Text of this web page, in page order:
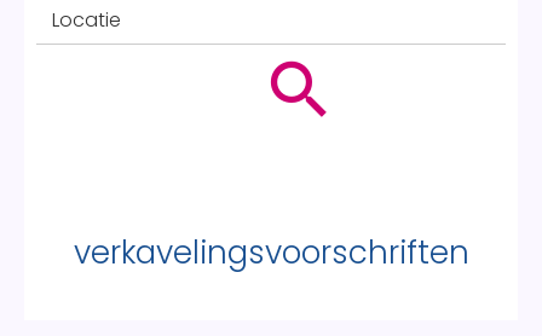
Locatie
verkavelingsvoorschriften